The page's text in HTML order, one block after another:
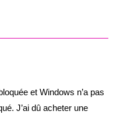
et Windows n’a pas
J’ai dû acheter une